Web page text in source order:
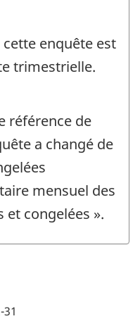
enquête est
trimestrielle.
référence de
a changé de
mensuel des
et congelées ».